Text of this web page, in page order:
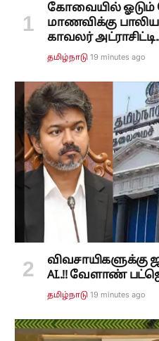
கோவையில் ஓடும்
மாணவிக்கு
காவலர்
தமிழ்நாடு 19 minutes ago
விவசாயிகளுக்கு
AI..!! வேளாண்
தமிழ்நாடு 19 minutes ago